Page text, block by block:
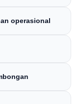
operasional